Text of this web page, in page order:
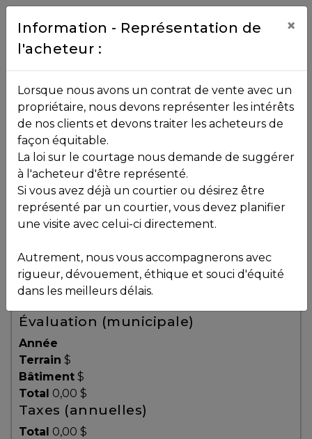
Contact
NOS
PROPRIÉTÉS
VOS
COURTIERS
Équipe
Partenaires
Témoignages
Blogue
ACHAT
Toutes les propriétés
Vendu
, , ,
J0T 1R0
Voir plus de photos
Évaluation (municipale)
Année
Terrain $
Bâtiment $
Total 0,00 $
Taxes (annuelles)
Total 0,00 $
Information - Représentation de
l'acheteur :
×
Lorsque nous avons un contrat de vente avec un
propriétaire, nous devons représenter les intérêts
de nos clients et devons traiter les acheteurs de
façon équitable.
La loi sur le courtage nous demande de suggérer
à l'acheteur d'être représenté.
Si vous avez déjà un courtier ou désirez être
représenté par un courtier, vous devez planifier
une visite avec celui-ci directement.
Autrement, nous vous accompagnerons avec
rigueur, dévouement, éthique et souci d'équité
dans les meilleurs délais.